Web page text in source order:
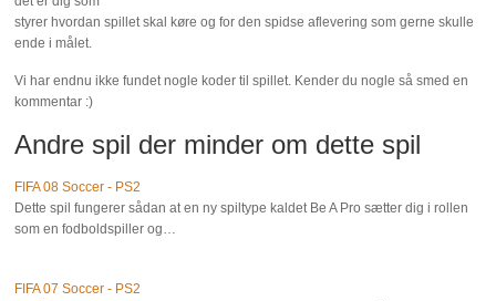
styrer hvordan spillet skal køre og for den spidse aflevering som gerne skulle
ende i målet.
Vi har endnu ikke fundet nogle koder til spillet. Kender du nogle så smed en
kommentar :)
Andre spil der minder om dette spil
FIFA 08 Soccer - PS2
Dette spil fungerer sådan at en ny spiltype kaldet Be A Pro sætter dig i rollen
som en fodboldspiller og…
FIFA 07 Soccer - PS2